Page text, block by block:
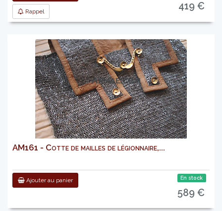
Rappel 419 €
AM161 - Cotte de mailles de légionnaire,...
Ajouter au panier En stock
589 €